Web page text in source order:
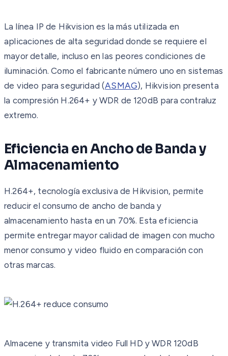
La línea IP de Hikvision es la más utilizada en
aplicaciones de alta seguridad donde se requiere el
mayor detalle, incluso en las peores condiciones de
iluminación. Como el fabricante número uno en sistemas
de video para seguridad (ASMAG), Hikvision presenta
la compresión H.264+ y WDR de 120dB para contraluz
extremo.
Eficiencia en Ancho de Banda y
Almacenamiento
H.264+, tecnología exclusiva de Hikvision, permite
reducir el consumo de ancho de banda y
almacenamiento hasta en un 70%. Esta eficiencia
permite entregar mayor calidad de imagen con mucho
menor consumo y video fluido en comparación con
otras marcas.
Almacene y transmita video Full HD y WDR 120dB